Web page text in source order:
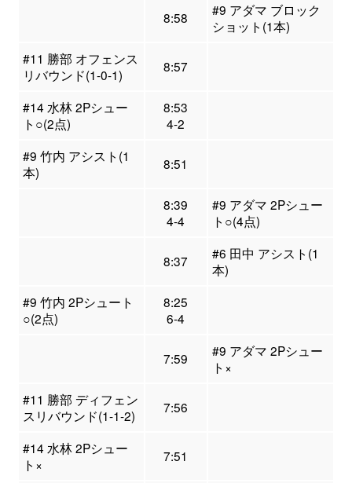
8:58
#9 アダマ ブロック
ショット(1本)
#11 勝部 オフェンス
リバウンド(1-0-1)
8:57
#14 水林 2Pシュー
ト○(2点)
8:53
4-2
#9 竹内 アシスト(1
本)
8:51
8:39
4-4
#9 アダマ 2Pシュー
ト○(4点)
8:37
#6 田中 アシスト(1
本)
#9 竹内 2Pシュート
○(2点)
8:25
6-4
7:59
#9 アダマ 2Pシュー
ト×
#11 勝部 ディフェン
スリバウンド(1-1-2)
7:56
#14 水林 2Pシュー
ト×
7:51